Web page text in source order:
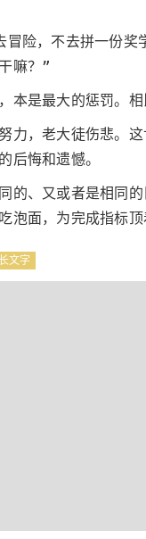
冒险，不去拼一份
嘛？”
本是最大的惩罚。
力，老大徒伤悲。
后悔和遗憾。
的、又或者是相同
泡面，为完成指标
文字